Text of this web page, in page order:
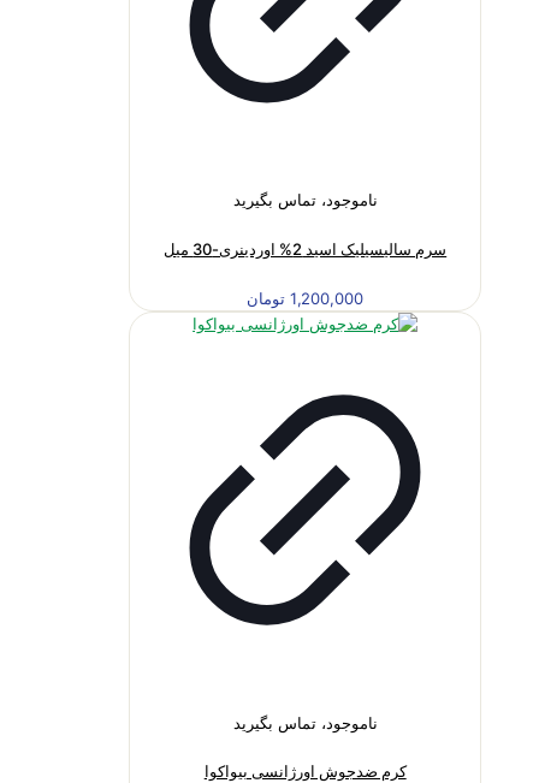
ناموجود، تماس بگیرید
سرم سالیسیلیک اسید 2% اوردینری-30 میل
1,200,000 تومان
ناموجود، تماس بگیرید
کرم ضدجوش اورژانسی بیواکوا